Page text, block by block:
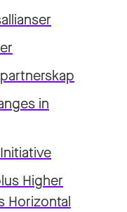
in
Higher
Horizontal